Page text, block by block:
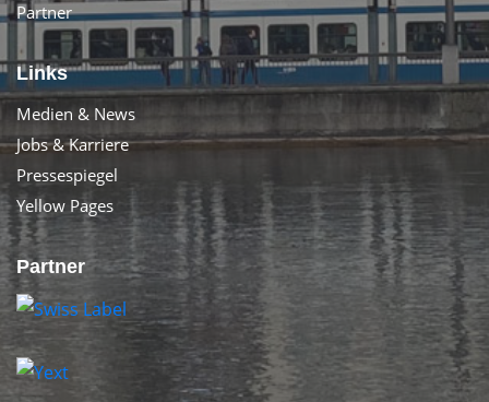
Partner
Links
Medien & News
Jobs & Karriere
Pressespiegel
Yellow Pages
Partner